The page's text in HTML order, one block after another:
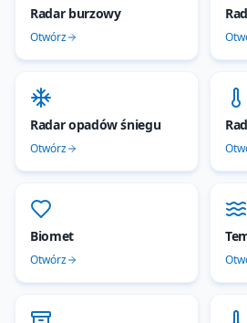
Radar burzowy
Otwórz
Radar opadów śniegu
Otwórz
Biomet
Otwórz